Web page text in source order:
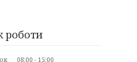
роботи
08:00 15:00